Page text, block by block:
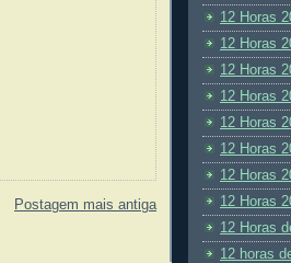
Postagem mais antiga
12 Horas
12 Horas
12 Horas
12 Horas
12 Horas
12 Horas
12 Horas
12 Horas
12 Horas
12 horas